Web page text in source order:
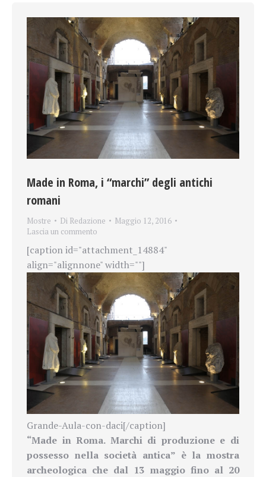
Made in Roma, i “marchi” degli antichi
romani
Mostre Di Redazione
Maggio 12, 2016
Lascia un commento
[caption id="attachment_14884"
align="alignnone" width=""]
Grande-Aula-con-daci[/caption]
“Made in Roma. Marchi di produzione e di
possesso nella società antica” è la mostra
archeologica che dal 13 maggio fino al 20